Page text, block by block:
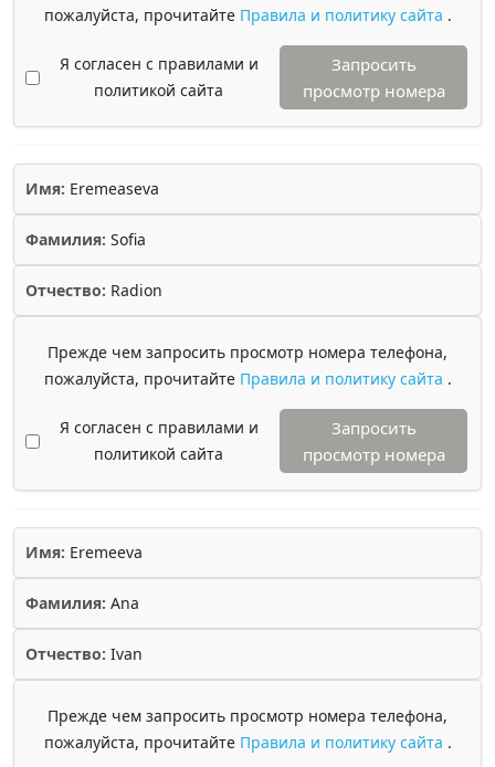
пожалуйста, прочитайте Правила и политику сайта .
Я согласен с правилами и
политикой сайта
Запросить
просмотр номера
Имя: Eremeaseva
Фамилия: Sofia
Отчество: Radion
Прежде чем запросить просмотр номера телефона,
пожалуйста, прочитайте Правила и политику сайта .
Я согласен с правилами и
политикой сайта
Запросить
просмотр номера
Имя: Eremeeva
Фамилия: Ana
Отчество: Ivan
Прежде чем запросить просмотр номера телефона,
пожалуйста, прочитайте Правила и политику сайта .